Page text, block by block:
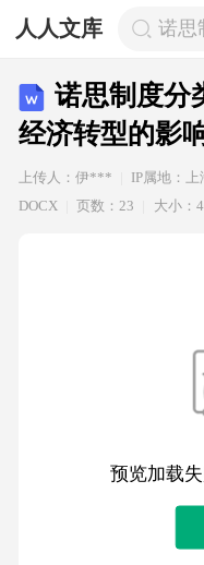
人人文库 诺思
诺思制度分
经济转型的影
上传人：伊*** IP属地：上
DOCX
页数：23 大小：
预览加载